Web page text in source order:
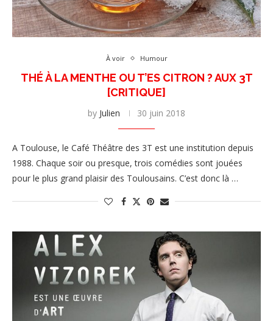
À voir Humour
THÉ À LA MENTHE OU T’ES CITRON ? AUX 3T
[CRITIQUE]
by Julien 30 juin 2018
A Toulouse, le Café Théâtre des 3T est une institution depuis
1988. Chaque soir ou presque, trois comédies sont jouées
pour le plus grand plaisir des Toulousains. C’est donc là …